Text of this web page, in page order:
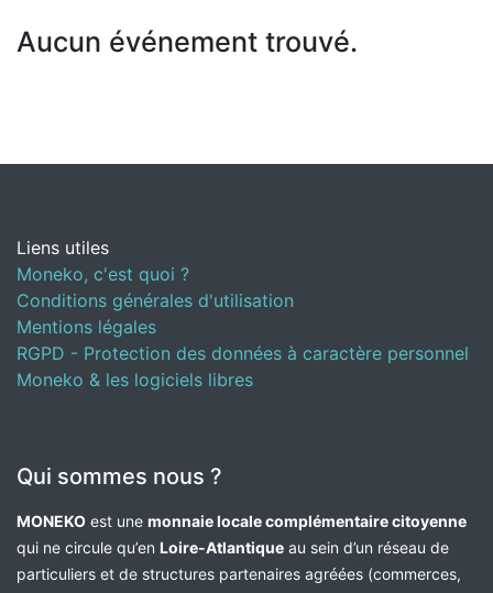
Aucun événement trouvé.
Liens utiles
Moneko, c'est quoi ?
Conditions générales d'utilisation
Mentions légales
RGPD - Protection des données à caractère personnel
Moneko & les logiciels libres
Qui sommes nous ?
MONEKO est une monnaie locale complémentaire citoyenne
qui ne circule qu’en Loire-Atlantique au sein d’un réseau de
particuliers et de structures partenaires agréées (commerces,